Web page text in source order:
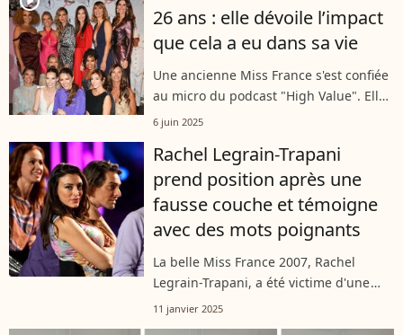
26 ans : elle dévoile l’impact
que cela a eu dans sa vie
Une ancienne Miss France s'est confiée
au micro du podcast "High Value". Elle
est notamment revenue sur son divorce
L'occasion de découvrir l'impact...
6 juin 2025
Rachel Legrain-Trapani
prend position après une
fausse couche et témoigne
avec des mots poignants
La belle Miss France 2007, Rachel
Legrain-Trapani, a été victime d'une
fausse couche. Vendredi 10 janvier
11 janvier 2025